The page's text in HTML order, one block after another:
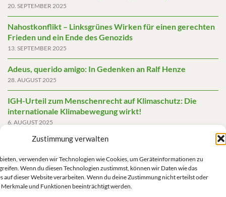
Zustimmung verwalten
verwenden wir Technologien wie Cookies, um Geräteinformationen zu
Wenn du diesen Technologien zustimmst, können wir Daten wie das
auf dieser Website verarbeiten. Wenn du deine Zustimmung nicht erteilst oder
und Funktionen beeinträchtigt werden.
20. SEPTEMBER 2025
Nahostkonflikt – Linksgrünes Wirken für einen gerechten
Frieden und ein Ende des Genozids
13. SEPTEMBER 2025
Adeus, querido amigo: In Gedenken an Ralf Henze
28. AUGUST 2025
IGH-Urteil zum Menschenrecht auf Klimaschutz: Die
internationale Klimabewegung wirkt!
6. AUGUST 2025
Friedensgutachten 2025
Die AfD mit mehr Demokratie wegregieren
14. MAI 2025